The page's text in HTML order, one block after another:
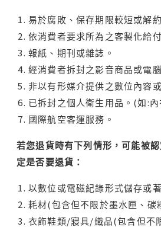
易於腐敗、保存期限較短或解
依消費者要求所為之客製化給
報紙、期刊或雜誌。
經消費者拆封之影音商品或電
非以有形媒介提供之數位內容
已拆封之個人衛生用品。(如:
國際航空客運服務。
若您退貨時有下列情形，可能被
定是否要退貨：
以數位或電磁紀錄形式儲存或
耗材(包含但不限於墨水匣、碳
衣飾鞋類/寢具/織品(包含但不